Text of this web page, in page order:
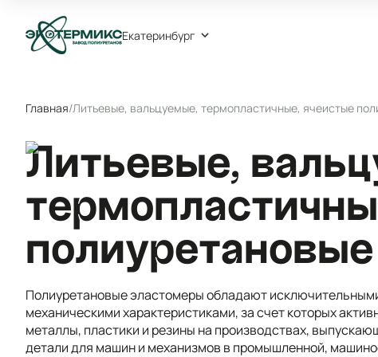
Екатеринбург
Главная/Литьевые, вальцуемые, термопластичные, ячеистые
Литьевые,
Полиуретановые эластомеры обладают
механическими характеристиками, за счет которых
металлы, пластики и резины на производствах,
детали для машин и механизмов в промышленной,